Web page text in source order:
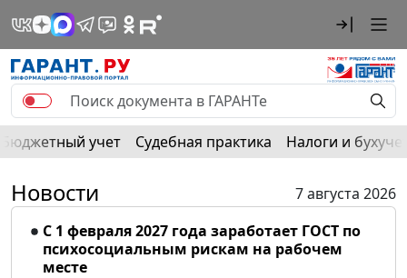
Бюджетный учет Судебная практика Налоги и
Новости
7 августа 2026
С 1 февраля 2027 года заработает ГОСТ по
психосоциальным рискам на рабочем
месте